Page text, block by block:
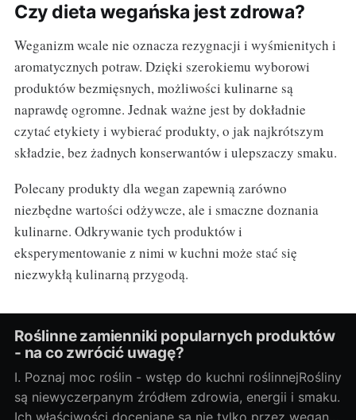
Czy dieta wegańska jest zdrowa?
Weganizm wcale nie oznacza rezygnacji i wyśmienitych i
aromatycznych potraw. Dzięki szerokiemu wyborowi
produktów bezmięsnych, możliwości kulinarne są
naprawdę ogromne. Jednak ważne jest by dokładnie
czytać etykiety i wybierać produkty, o jak najkrótszym
składzie, bez żadnych konserwantów i ulepszaczy smaku.
Polecany produkty dla wegan zapewnią zarówno
niezbędne wartości odżywcze, ale i smaczne doznania
kulinarne. Odkrywanie tych produktów i
eksperymentowanie z nimi w kuchni może stać się
niezwykłą kulinarną przygodą.
Roślinne zamienniki popularnych produktów
- na co zwrócić uwagę?
I. Poznaj moc roślin - wstęp do kuchni roślinnejRośliny
są niewyczerpanym źródłem zdrowia, energii i smaku.
Ich właściwości doceniane są nie tylko przez wegan i